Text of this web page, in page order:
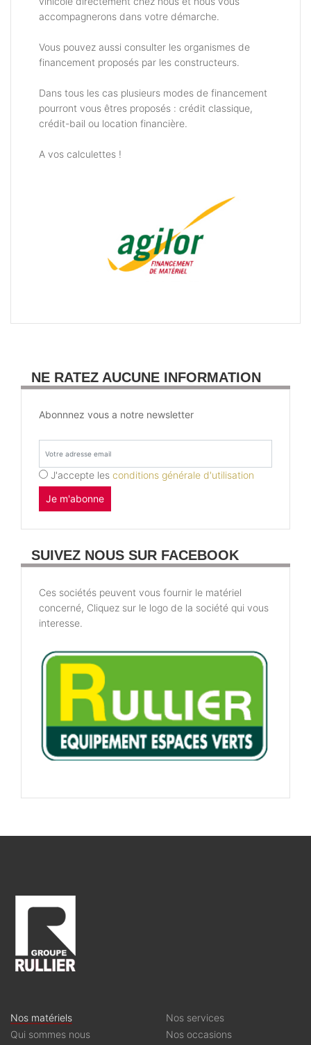
accompagnerons dans votre démarche.
Vous pouvez aussi consulter les organismes de
financement proposés par les constructeurs.
Dans tous les cas plusieurs modes de financement
pourront vous êtres proposés : crédit classique,
crédit-bail ou location financière.
A vos calculettes !
NE RATEZ AUCUNE INFORMATION
Abonnnez vous a notre newsletter
J'accepte les conditions générale d'utilisation
Je m'abonne
SUIVEZ NOUS SUR FACEBOOK
Ces sociétés peuvent vous fournir le matériel
concerné, Cliquez sur le logo de la société qui vous
interesse.
Nos matériels
Qui sommes nous
Nos services
Nos occasions